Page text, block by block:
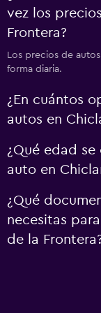
vez los
Frontera?
Los precios de
forma diaria.
¿En cuántos
autos en
¿Qué edad
auto en
¿Qué
necesitas
de la